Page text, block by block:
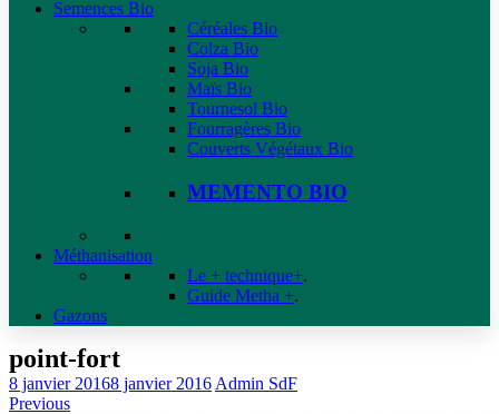
Semences Bio
Céréales Bio
Colza Bio
Soja Bio
Maïs Bio
Tournesol Bio
Fourragères Bio
Couverts Végétaux Bio
MEMENTO BIO
Méthanisation
Le + technique+.
Guide Metha +.
Gazons
point-fort
8 janvier 20168 janvier 2016 Admin SdF
Previous